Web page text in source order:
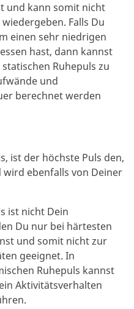
und kann somit nicht
Falls Du
einen sehr niedrigen
hast, dann kannst
Ruhepuls zu
und
berechnet werden
ist der höchste Puls den,
wird ebenfalls von Deiner
ist nicht Dein
Du nur bei härtesten
und somit nicht zur
geeignet. In
Ruhepuls kannst
Aktivitätsverhalten